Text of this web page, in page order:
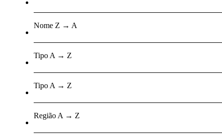
Nome Z → A
Tipo A → Z
Tipo A → Z
Região A → Z